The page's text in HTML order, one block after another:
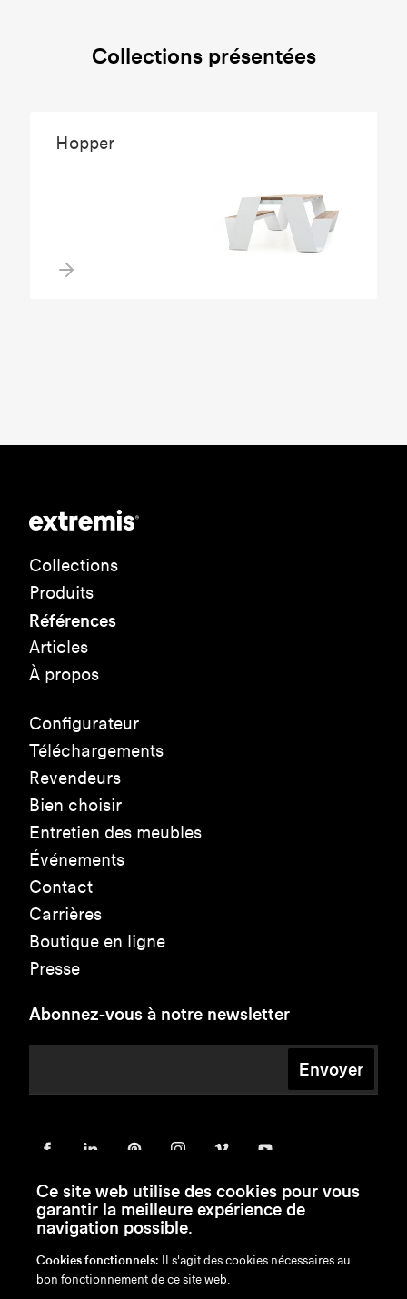
Collections présentées
Hopper
Collections
Produits
Références
Articles
À propos
Configurateur
Téléchargements
Revendeurs
Bien choisir
Entretien des meubles
Événements
Contact
Carrières
Boutique en ligne
Presse
Abonnez-vous à notre newsletter
Envoyer
en/nl/fr/de
Ce site web utilise des cookies pour vous
garantir la meilleure expérience de
navigation possible.
Cookies fonctionnels: Il s'agit des cookies nécessaires au
bon fonctionnement de ce site web.